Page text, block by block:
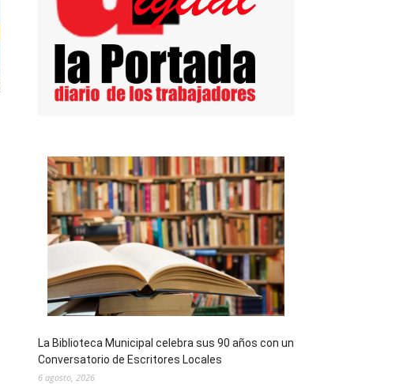
La Biblioteca Municipal celebra sus 90 años con un
Conversatorio de Escritores Locales
6 agosto, 2026